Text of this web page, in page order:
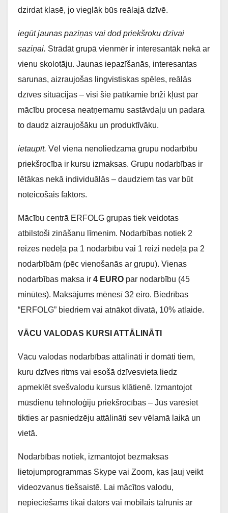
dzirdat klasē, jo vieglāk būs reālajā dzīvē.
iegūt jaunas paziņas vai dod priekšroku dzīvai
saziņai. Strādāt grupā vienmēr ir interesantāk nekā ar
vienu skolotāju. Jaunas iepazīšanās, interesantas
sarunas, aizraujošas lingvistiskas spēles, reālās
dzīves situācijas – visi šie patīkamie brīži kļūst par
mācību procesa neatņemamu sastāvdaļu un padara
to daudz aizraujošāku un produktīvāku.
ietaupīt. Vēl viena nenoliedzama grupu nodarbību
priekšrocība ir kursu izmaksas. Grupu nodarbības ir
lētākas nekā individuālās – daudziem tas var būt
noteicošais faktors.
Mācību centrā ERFOLG grupas tiek veidotas
atbilstoši zināšanu līmenim. Nodarbības notiek 2
reizes nedēļā pa 1 nodarbību vai 1 reizi nedēļā pa 2
nodarbībām (pēc vienošanās ar grupu). Vienas
nodarbības maksa ir 4 EURO par nodarbību (45
minūtes). Maksājums mēnesī 32 eiro. Biedrības
“ERFOLG” biedriem vai atnākot divatā, 10% atlaide.
VĀCU VALODAS KURSI ATTĀLINĀTI
Vācu valodas nodarbības attālināti ir domāti tiem,
kuru dzīves ritms vai esošā dzīvesvieta liedz
apmeklēt svešvalodu kursus klātienē. Izmantojot
mūsdienu tehnoloģiju priekšrocības – Jūs varēsiet
tikties ar pasniedzēju attālināti sev vēlamā laikā un
vietā.
Nodarbības notiek, izmantojot bezmaksas
lietojumprogrammas Skype vai Zoom, kas ļauj veikt
videozvanus tiešsaistē. Lai mācītos valodu,
nepieciešams tikai dators vai mobilais tālrunis ar